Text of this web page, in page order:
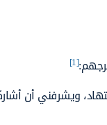
[1]
ويشرفني أن